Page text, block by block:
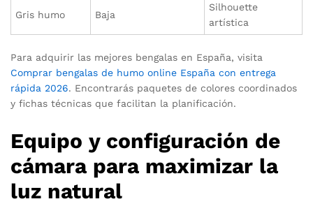
Gris humo Baja
Silhouette
artística
Para adquirir las mejores bengalas en España, visita
Comprar bengalas de humo online España con entrega
rápida 2026. Encontrarás paquetes de colores coordinados
y fichas técnicas que facilitan la planificación.
Equipo y configuración de
cámara para maximizar la
luz natural